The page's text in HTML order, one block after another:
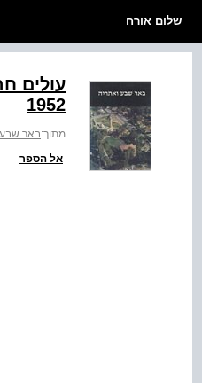
שלום אורח
עולים
1952
מתוך:באר שבע
אל הספר